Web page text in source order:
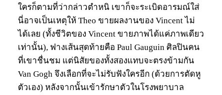
ใครก็ตามที่ว่ากล่าวตำหนิ เขาก็จะระเบิดอารมณ์ใส่
นี่อาจเป็นเหตุให้ Theo ขายผลงานของ Vincent ไม่
ได้เลย (ทั้งชีวิตของ Vincent ขายภาพได้แค่ภาพเดียว
เท่านั้น), ฟางเส้นสุดท้ายคือ Paul Gauguin ศิลปินคน
ที่เขาชื่นชม แต่นิสัยของทั้งสองแทบจะตรงข้ามกัน
Van Gogh จึงเลือกที่จะไม่รับฟังใครอีก (ด้วยการตัดหู
ตัวเอง) หลังจากนั้นเข้ารักษาตัวในโรงพยาบาล